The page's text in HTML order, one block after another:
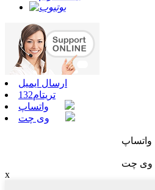
ارسال ایمیل
تریتام132
واتساپ
وی چت
واتساپ
وی چت
x